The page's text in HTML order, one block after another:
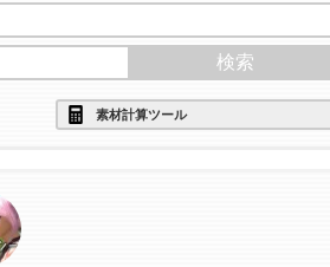
素材計算ツール